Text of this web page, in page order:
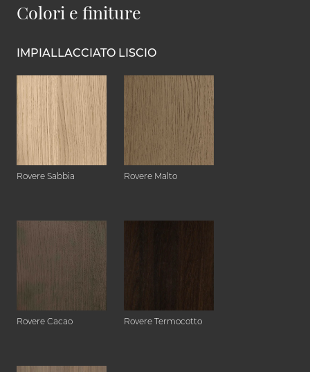
Colori e finiture
IMPIALLACCIATO LISCIO
Rovere Sabbia Rovere Malto
Rovere Cacao Rovere Termocotto